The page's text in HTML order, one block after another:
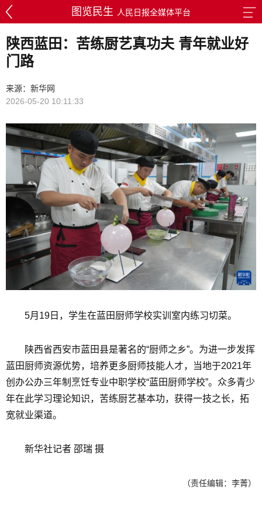
图览民生 人民日报全媒体平台
陕西蓝田：苦练厨艺真功夫 青年就业好
门路
来源：新华网
2026-05-20 10:11:33
5月19日，学生在蓝田厨师学校实训室内练习切菜。
陕西省西安市蓝田县是著名的“厨师之乡”。为进一步发挥
蓝田厨师资源优势，培养更多厨师技能人才，当地于2021年
创办公办三年制烹饪专业中职学校“蓝田厨师学校”。众多青少
年在此学习理论知识，苦练厨艺基本功，获得一技之长，拓
宽就业渠道。
新华社记者 邵瑞 摄
（责任编辑：李菁）